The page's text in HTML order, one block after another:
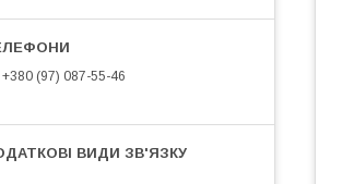
+380 (97) 087-55-46